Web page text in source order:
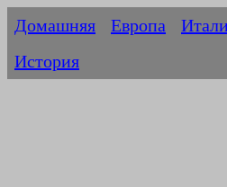
Домашняя Европа
История